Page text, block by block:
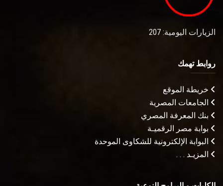
الزيارات اليومية: 207
روابط تهمك
خريطة الموقع
الجامعات المصرية
بنك المعرفة المصري
بوابة مصر الرقميـة
البوابة الإلكترونية للشكاوى الموحدة
المزيـد . . .